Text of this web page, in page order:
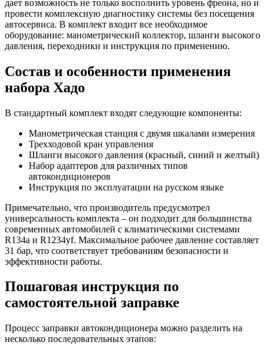
дает возможность не только восполнить уровень фреона, но и
провести комплексную диагностику системы без посещения
автосервиса. В комплект входит все необходимое
оборудование: манометрический коллектор, шланги высокого
давления, переходники и инструкция по применению.
Состав и особенности применения
набора Хадо
В стандартный комплект входят следующие компоненты:
Манометрическая станция с двумя шкалами измерения
Трехходовой кран управления
Шланги высокого давления (красный, синий и желтый)
Набор адаптеров для различных типов
автокондиционеров
Инструкция по эксплуатации на русском языке
Примечательно, что производитель предусмотрел
универсальность комплекта – он подходит для большинства
современных автомобилей с климатическими системами
R134a и R1234yf. Максимальное рабочее давление составляет
31 бар, что соответствует требованиям безопасности и
эффективности работы.
Пошаговая инструкция по
самостоятельной заправке
Процесс заправки автокондиционера можно разделить на
несколько последовательных этапов: